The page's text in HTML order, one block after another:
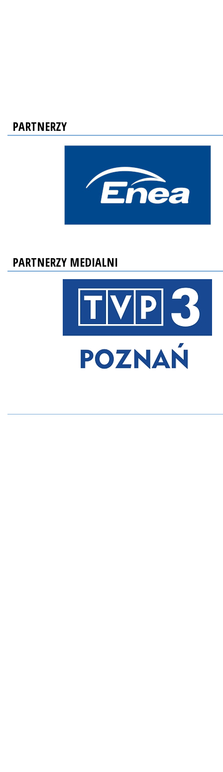
PARTNERZY
PARTNERZY MEDIALNI